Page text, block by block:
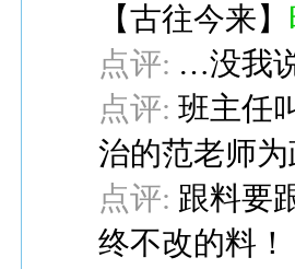
【古往今来】
点评: …没我
点评: 班主任
治的范老师为
点评: 跟料要
终不改的料！